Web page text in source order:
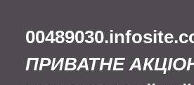
ПРИВАТНЕ